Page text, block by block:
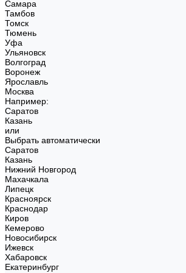
Самара
Тамбов
Томск
Тюмень
Уфа
Ульяновск
Волгоград
Воронеж
Ярославль
Москва
Например:
Саратов
Казань
или
Выбрать автоматически
Саратов
Казань
Нижний Новгород
Махачкала
Липецк
Красноярск
Краснодар
Киров
Кемерово
Новосибирск
Ижевск
Хабаровск
Екатеринбург